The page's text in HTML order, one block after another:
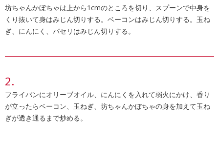
坊ちゃんかぼちゃは上から1cmのところを切り、スプーンで中身を
くり抜いて身はみじん切りする。ベーコンはみじん切りする。玉ね
ぎ、にんにく、パセリはみじん切りする。
フライパンにオリーブオイル、にんにくを入れて弱火にかけ、香り
が立ったらベーコン、玉ねぎ、坊ちゃんかぼちゃの身を加えて玉ね
ぎが透き通るまで炒める。